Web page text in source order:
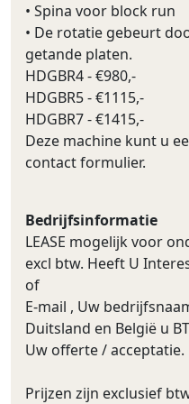
• Spina voor block run
• De rotatie gebeurt
getande platen.
HDGBR4 - €980,-
HDGBR5 - €1115,-
HDGBR7 - €1415,-
Deze machine kunt u
contact formulier.
Bedrijfsinformatie
LEASE mogelijk voor
excl btw. Heeft U
of
E-mail , Uw
Duitsland en België u
Uw offerte / acceptatie.
Prijzen zijn exclusief